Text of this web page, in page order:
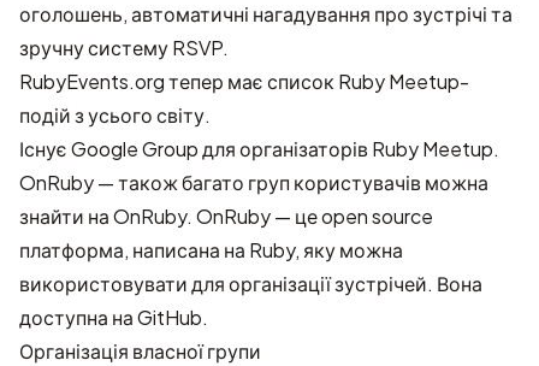
оголошень, автоматичні нагадування про зустрічі та
зручну систему RSVP.
RubyEvents.orgтепер має список Ruby Meetup-
подій з усього світу.
ІснуєGoogle Groupдля організаторів Ruby Meetup.
OnRuby— також багато груп користувачів можна
знайти на OnRuby. OnRuby — це open source
платформа, написана на Ruby, яку можна
використовувати для організації зустрічей. Вона
доступна на GitHub.
Організація власної групи